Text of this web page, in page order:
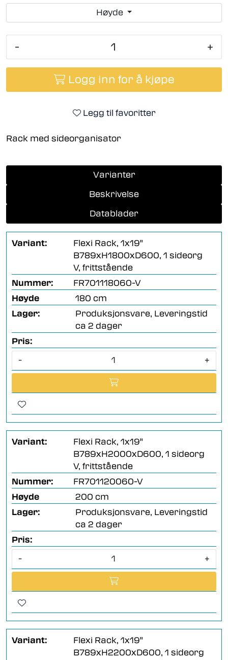
Høyde
- +
Logg inn for å kjøpe
Legg til favoritter
Rack med sideorganisator
Varianter
Beskrivelse
Datablader
Variant:
Flexi Rack, 1x19"
B789xH1800xD600, 1 sideorg
V, frittstående
Nummer:
FR701118060-V
Høyde
180 cm
Lager:
Produksjonsvare, Leveringstid
ca 2 dager
Pris:
-
+
Variant:
Flexi Rack, 1x19"
B789xH2000xD600, 1 sideorg
V, frittstående
Nummer:
FR701120060-V
Høyde
200 cm
Lager:
Produksjonsvare, Leveringstid
ca 2 dager
Pris:
-
+
Variant:
Flexi Rack, 1x19"
B789xH2200xD600, 1 sideorg